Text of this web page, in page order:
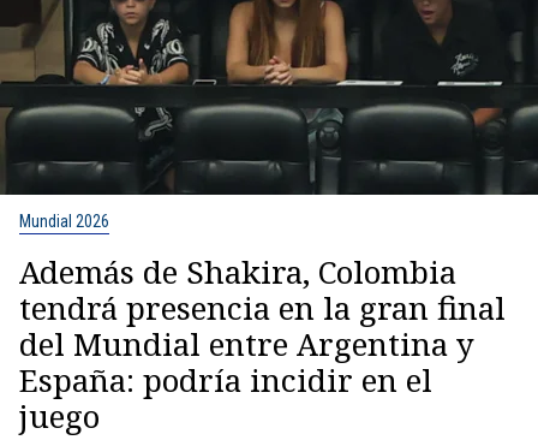
Mundial 2026
Además de Shakira, Colombia
tendrá presencia en la gran final
del Mundial entre Argentina y
España: podría incidir en el
juego